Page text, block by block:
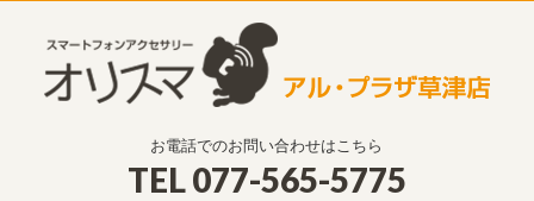
お電話でのお問い合わせはこちら
TEL077-565-5775